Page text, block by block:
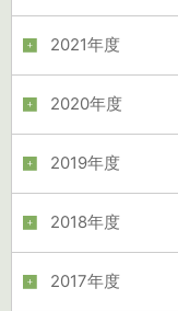
2021年度
2020年度
2019年度
2018年度
2017年度